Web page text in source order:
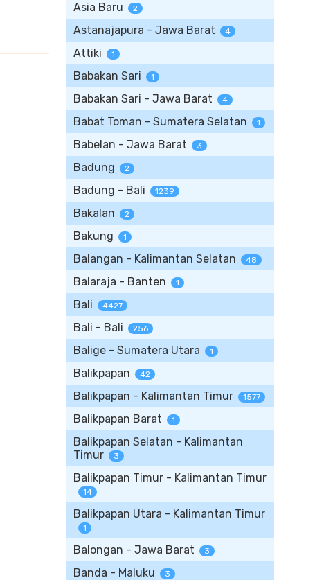
Asia Baru 2
Astanajapura - Jawa Barat 4
Attiki 1
Babakan Sari 1
Babakan Sari - Jawa Barat 4
Babat Toman - Sumatera Selatan 1
Babelan - Jawa Barat 3
Badung 2
Badung - Bali 1239
Bakalan 2
Bakung 1
Balangan - Kalimantan Selatan 48
Balaraja - Banten 1
Bali 4427
Bali - Bali 256
Balige - Sumatera Utara 1
Balikpapan 42
Balikpapan - Kalimantan Timur 1577
Balikpapan Barat 1
Balikpapan Selatan - Kalimantan
Timur
3
Balikpapan Timur - Kalimantan Timur
14
Balikpapan Utara - Kalimantan Timur
1
Balongan - Jawa Barat 3
Banda - Maluku 3